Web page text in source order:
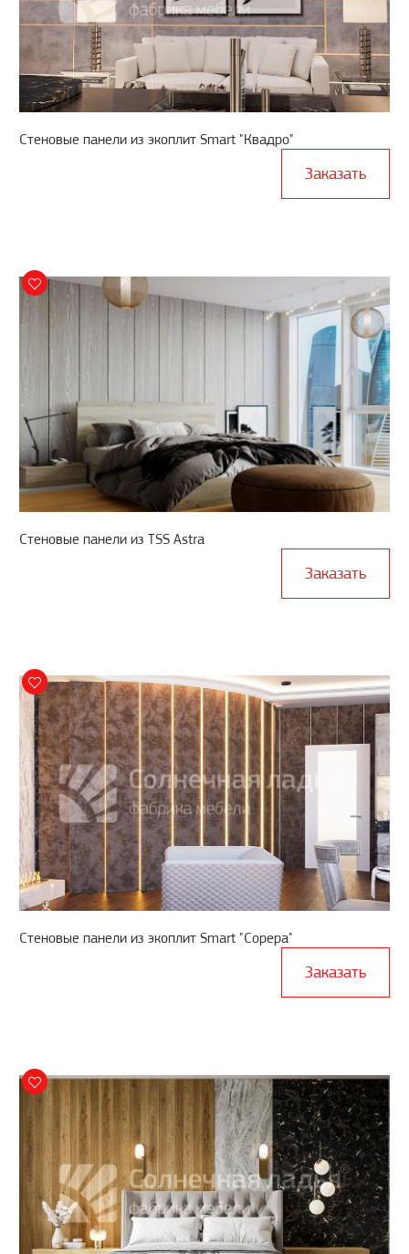
Стеновые панели из экоплит Smart "Квадро"
Заказать
Стеновые панели из TSS Astra
Заказать
Стеновые панели из экоплит Smart "Сорера"
Заказать